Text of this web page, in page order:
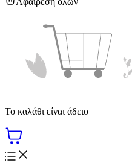
Το καλάθι είναι άδειο